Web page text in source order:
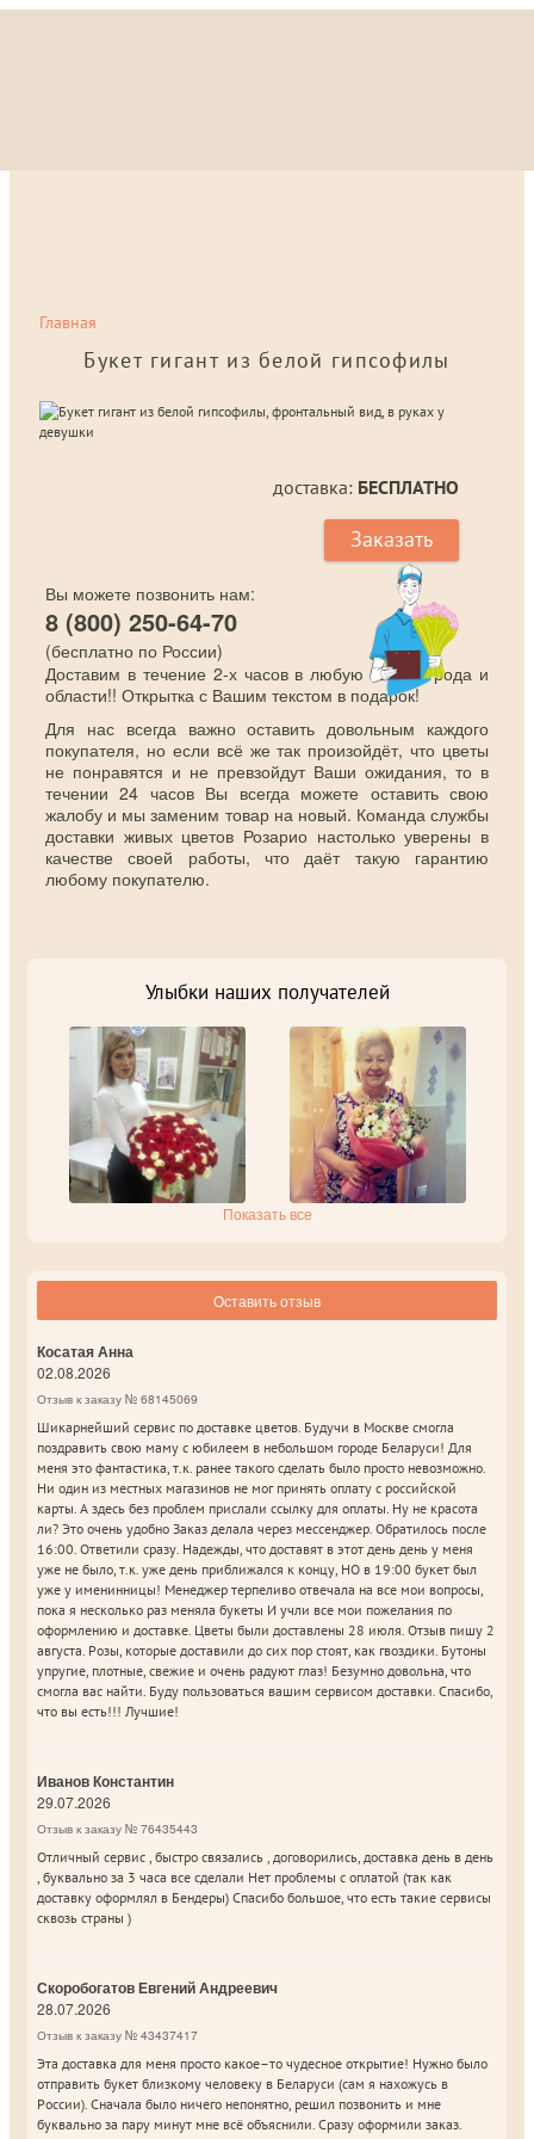
Главная
Букет гигант из белой гипсофилы
доставка: БЕСПЛАТНО
Заказать
Вы можете позвонить нам:
8 (800) 250-64-70
(бесплатно по России)
Доставим в течение 2-х часов в любую точку города и
области!! Открытка с Вашим текстом в подарок!
Для нас всегда важно оставить довольным каждого
покупателя, но если всё же так произойдёт, что цветы
не понравятся и не превзойдут Ваши ожидания, то в
течении 24 часов Вы всегда можете оставить свою
жалобу и мы заменим товар на новый. Команда службы
доставки живых цветов Розарио настолько уверены в
качестве своей работы, что даёт такую гарантию
любому покупателю.
Улыбки наших получателей
Показать все
Оставить отзыв
Косатая Анна
02.08.2026
Отзыв к заказу № 68145069
Шикарнейший сервис по доставке цветов. Будучи в Москве смогла
поздравить свою маму с юбилеем в небольшом городе Беларуси! Для
меня это фантастика, т.к. ранее такого сделать было просто невозможно.
Ни один из местных магазинов не мог принять оплату с российской
карты. А здесь без проблем прислали ссылку для оплаты. Ну не красота
ли? Это очень удобно Заказ делала через мессенджер. Обратилось после
16:00. Ответили сразу. Надежды, что доставят в этот день день у меня
уже не было, т.к. уже день приближался к концу, НО в 19:00 букет был
уже у именинницы! Менеджер терпеливо отвечала на все мои вопросы,
пока я несколько раз меняла букеты И учли все мои пожелания по
оформлению и доставке. Цветы были доставлены 28 июля. Отзыв пишу 2
августа. Розы, которые доставили до сих пор стоят, как гвоздики. Бутоны
упругие, плотные, свежие и очень радуют глаз! Безумно довольна, что
смогла вас найти. Буду пользоваться вашим сервисом доставки. Спасибо,
что вы есть!!! Лучшие!
Иванов Константин
29.07.2026
Отзыв к заказу № 76435443
Отличный сервис , быстро связались , договорились, доставка день в день
, буквально за 3 часа все сделали Нет проблемы с оплатой (так как
доставку оформлял в Бендеры) Спасибо большое, что есть такие сервисы
сквозь страны )
Скоробогатов Евгений Андреевич
28.07.2026
Отзыв к заказу № 43437417
Эта доставка для меня просто какое–то чудесное открытие! Нужно было
отправить букет близкому человеку в Беларуси (сам я нахожусь в
России). Сначала было ничего непонятно, решил позвонить и мне
буквально за пару минут мне всё объяснили. Сразу оформили заказ.